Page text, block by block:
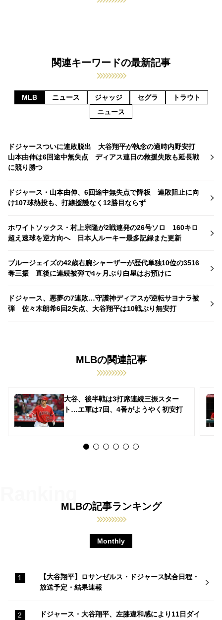
関連キーワードの最新記事
MLB ニュース ジャッジ セグラ
トラウト
ニュース
ドジャースついに連敗脱出 大谷翔平が執念の適時内野安打
山本由伸は6回途中無失点 ディアス連日の救援失敗も延長戦
に競り勝つ
ドジャース・山本由伸、6回途中無失点で降板 連敗阻止に向
け107球熱投も、打線援護なく12勝目ならず
ホワイトソックス・村上宗隆が2戦連発の26号ソロ 160キロ
超え速球を逆方向へ 日本人ルーキー最多記録また更新
ブルージェイズの42歳右腕シャーザーが歴代単独10位の3516
奪三振 直後に連続被弾で4ヶ月ぶり白星はお預けに
ドジャース、悪夢の7連敗…守護神ディアスが逆転サヨナラ被
弾 佐々木朗希6回2失点、大谷翔平は10戦ぶり無安打
MLBの関連記事
大谷、後半戦は3打席連続三振スター
ト…エ軍は7回、4番がようやく初安打
MLBの記事ランキング
Monthly
【大谷翔平】ロサンゼルス・ドジャース試合日程・
放送予定・結果速報
ドジャース・大谷翔平、左膝違和感により11日ダイ